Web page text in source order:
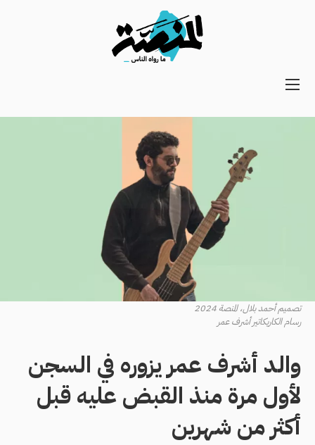
Main
Navigation
تصميم أحمد بلال، المنصة 2024
رسام الكاريكاتير أشرف عمر
والد أشرف عمر يزوره في السجن
لأول مرة منذ القبض عليه قبل
أكثر من شهرين